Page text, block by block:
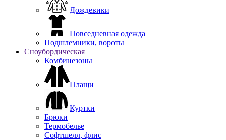
Дождевики
Повседневная одежда
Подшлемники, вороты
Сноубордическая
Комбинезоны
Плащи
Куртки
Брюки
Термобелье
Софтшелл, флис